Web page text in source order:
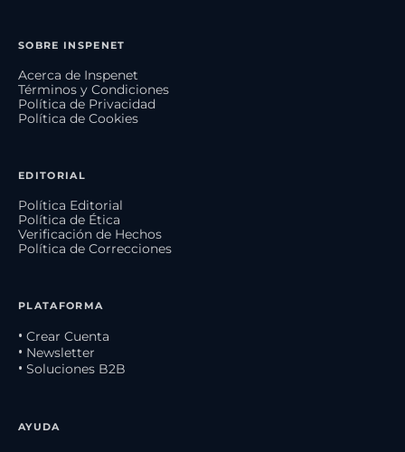
SOBRE INSPENET
Acerca de Inspenet
Términos y Condiciones
Política de Privacidad
Política de Cookies
EDITORIAL
Política Editorial
Política de Ética
Verificación de Hechos
Política de Correcciones
PLATAFORMA
• Crear Cuenta
• Newsletter
• Soluciones B2B
AYUDA